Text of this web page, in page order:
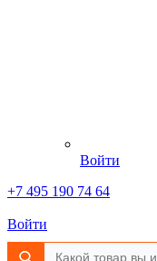
Войти
+7 495 190 74 64
Войти